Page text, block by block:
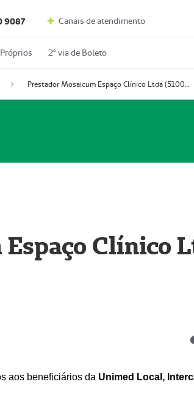
9087 Canais de atendimento
2º via de Boleto
Prestador Mosaicum Espaço Clínico Ltda (51004352-0)
Clínico
aos beneficiários da Unimed Local,